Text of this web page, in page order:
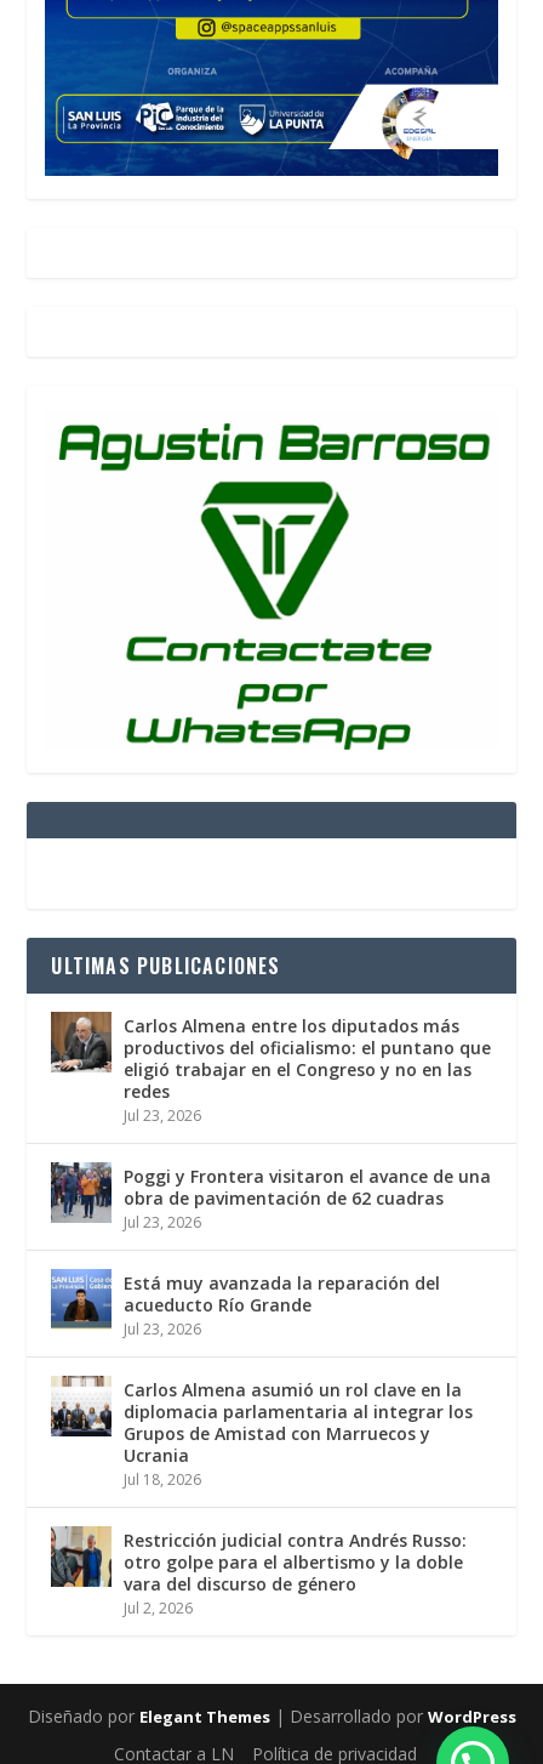
ULTIMAS PUBLICACIONES
Carlos Almena entre los diputados más
productivos del oficialismo: el puntano que
eligió trabajar en el Congreso y no en las
redes
Jul 23, 2026
Poggi y Frontera visitaron el avance de una
obra de pavimentación de 62 cuadras
Jul 23, 2026
Está muy avanzada la reparación del
acueducto Río Grande
Jul 23, 2026
Carlos Almena asumió un rol clave en la
diplomacia parlamentaria al integrar los
Grupos de Amistad con Marruecos y
Ucrania
Jul 18, 2026
Restricción judicial contra Andrés Russo:
otro golpe para el albertismo y la doble
vara del discurso de género
Jul 2, 2026
Diseñado por Elegant Themes| Desarrollado por WordPress
Contactar a LN Política de privacidad